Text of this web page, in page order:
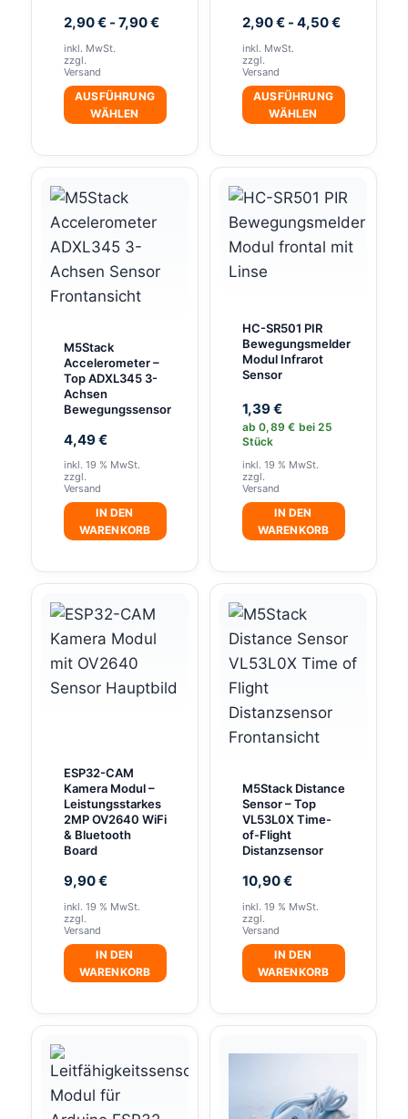
2,90€- 7,90€
inkl. MwSt.
zzgl.
Versand
AUSFÜHRUNG
WÄHLEN
Produkt
weist
mehrere
Varianten
auf.
Die
Optionen
auf
der
Produktseite
2,90€- 4,50€
inkl. MwSt.
zzgl.
Versand
AUSFÜHRUNG
WÄHLEN
Produkt
weist
mehrere
Varianten
auf.
Die
können
auf
der
Produktseite
gewählt
M5Stack
Accelerometer –
Top ADXL345 3-
Achsen
Bewegungssensor
4,49€
inkl. 19 % MwSt.
zzgl.
Versand
IN DEN
WARENKORB
HC-SR501 PIR
Bewegungsmelder
Modul Infrarot
Sensor
1,39€
ab0,89€ bei 25
Stück
inkl. 19 % MwSt.
zzgl.
Versand
IN DEN
WARENKORB
ESP32-CAM
Kamera Modul –
Leistungsstarkes
2MP OV2640 WiFi
& Bluetooth
Board
9,90€
inkl. 19 % MwSt.
zzgl.
Versand
IN DEN
WARENKORB
M5Stack Distance
Sensor – Top
VL53L0X Time-
of-Flight
Distanzsensor
10,90€
inkl. 19 % MwSt.
zzgl.
Versand
IN DEN
WARENKORB